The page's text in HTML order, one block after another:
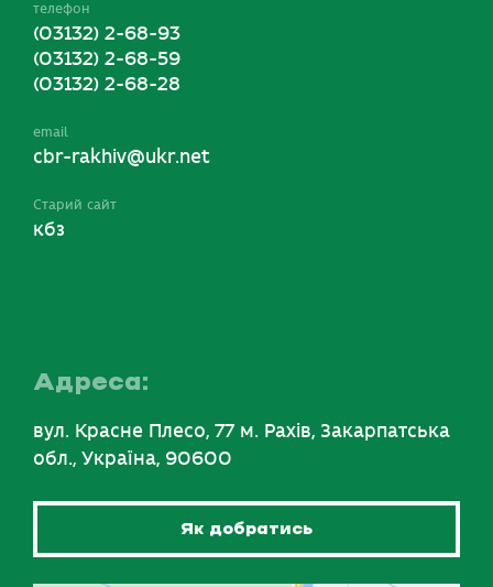
телефон
(03132) 2-68-93
(03132) 2-68-59
(03132) 2-68-28
email
cbr-rakhiv@ukr.net
Старий сайт
кбз
Адреса:
вул. Красне Плесо, 77 м. Рахів, Закарпатська
обл., Україна, 90600
Як добратись